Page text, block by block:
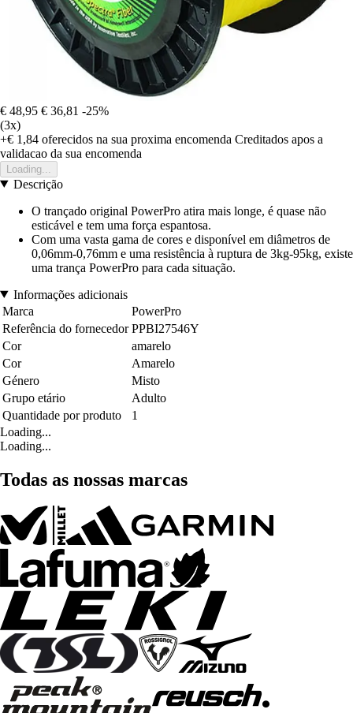
€ 48,95 € 36,81 -25%
(3x)
+€ 1,84 oferecidos na sua proxima encomenda Creditados apos a
validacao da sua encomenda
Loading...
Descrição
O trançado original PowerPro atira mais longe, é quase não
esticável e tem uma força espantosa.
Com uma vasta gama de cores e disponível em diâmetros de
0,06mm-0,76mm e uma resistência à ruptura de 3kg-95kg, existe
uma trança PowerPro para cada situação.
Informações adicionais
Marca
PowerPro
Referência do fornecedor PPBI27546Y
Cor
amarelo
Cor
Amarelo
Género
Misto
Grupo etário
Adulto
Quantidade por produto
1
Loading...
Loading...
Todas as nossas marcas